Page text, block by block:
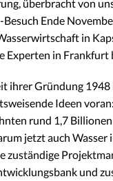
überbracht von
Ende
in
Experten in Frankfurt
ihrer Gründung 1948
Ideen
rund 1,7
jetzt auch Wasser
und